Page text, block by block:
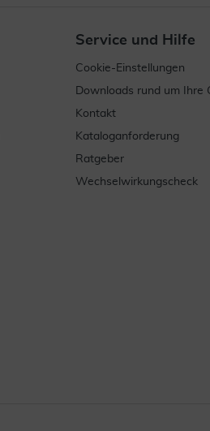
Service und Hilfe
Cookie-Einstellungen
Downloads rund um Ihre
Kontakt
Kataloganforderung
Ratgeber
Wechselwirkungscheck